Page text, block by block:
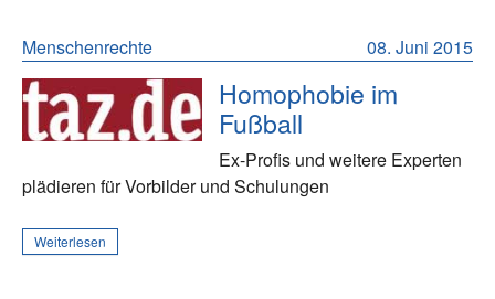
08. Juni 2015
Menschenrechte
Homophobie im
Fußball
Ex-Profis und weitere Experten
plädieren für Vorbilder und Schulungen
Weiterlesen